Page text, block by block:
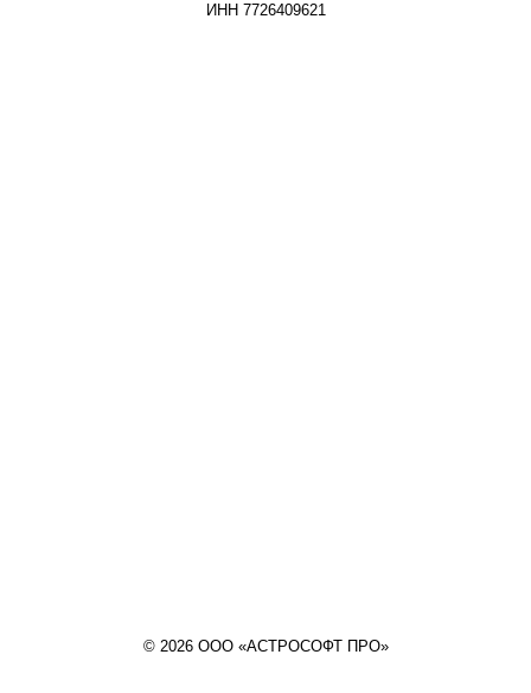
ИНН 7726409621
© 2026 ООО «АСТРОСОФТ ПРО»